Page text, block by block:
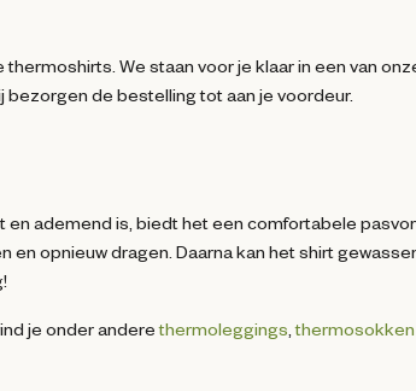
We staan voor je klaar in een van
bezorgen de bestelling tot aan je voordeur.
ademend is, biedt het een comfortabele
opnieuw dragen. Daarna kan het shirt
je onder anderethermoleggings ,thermosokken